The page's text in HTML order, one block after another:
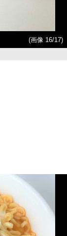
(画像 16/17)